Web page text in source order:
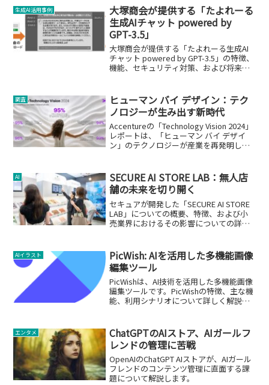
品規定や事務手続ルールに関する照会等
を自動...
生成AI活用事例
大塚商会が提供する「たよれーる
生成AIチャット powered by
GPT-3.5」
大塚商会が提供する「たよれーる生成AI
チャット powered by GPT-3.5」の特徴、
機能、セキュリティ対策、および将来の
調査
ヒューマン バイ デザイン：テク
ノロジーが生み出す新時代
Accentureの「Technology Vision 2024」
レポートは、「ヒューマン バイ デザイ
ン」のテクノロジーが産業を再発明し、
AI
SECURE AI STORE LAB：無人店
舗の未来を切り開く
セキュアが開発した「SECURE AI STORE
LAB」についての概要、特徴、および小
売業界におけるその影響についての詳細
AIイラスト
PicWish: AIを活用した多機能画像
編集ツール
PicWishは、AI技術を活用した多機能画像
編集ツールです。PicWishの特徴、主な機
能、利用シナリオについて詳しく解説し
エンタメ
ChatGPTのAIストア、AIガールフ
レンドの管理に苦戦
OpenAIのChatGPT AIストアが、AIガール
フレンドのコンテンツ管理に直面する課
題について解説します。